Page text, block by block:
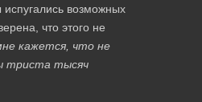
испугались возможных
что этого не
кажется, что не
триста тысяч